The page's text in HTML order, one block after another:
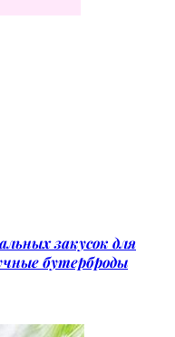
закусок для
бутерброды